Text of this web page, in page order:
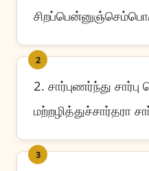
2
2. சார்புணர்ந்து
மற்றழித்துச்சார்தரா
3